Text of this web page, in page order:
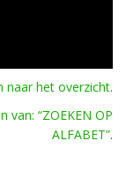
naar het overzicht.
“ZOEKEN OP
ALFABET”.